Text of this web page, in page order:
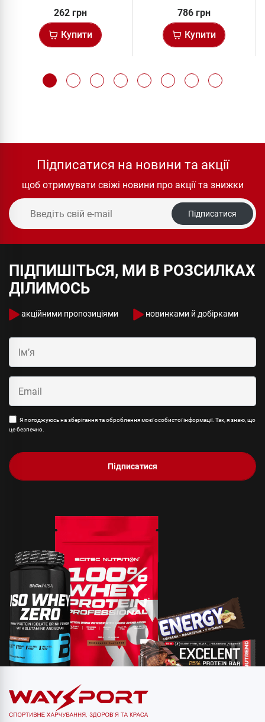
262 грн
Купити
786 грн
Купити
Підписатися на новини та акції
щоб отримувати свіжі новини про акції та знижки
Підписатися
ПІДПИШІТЬСЯ, МИ В РОЗСИЛКАХ
ДІЛИМОСЬ
акційними пропозиціями новинками й добірками
Я погоджуюсь на зберігання та оброблення моєї особистої інформації. Так, я знаю, що
це безпечно.
Підписатися